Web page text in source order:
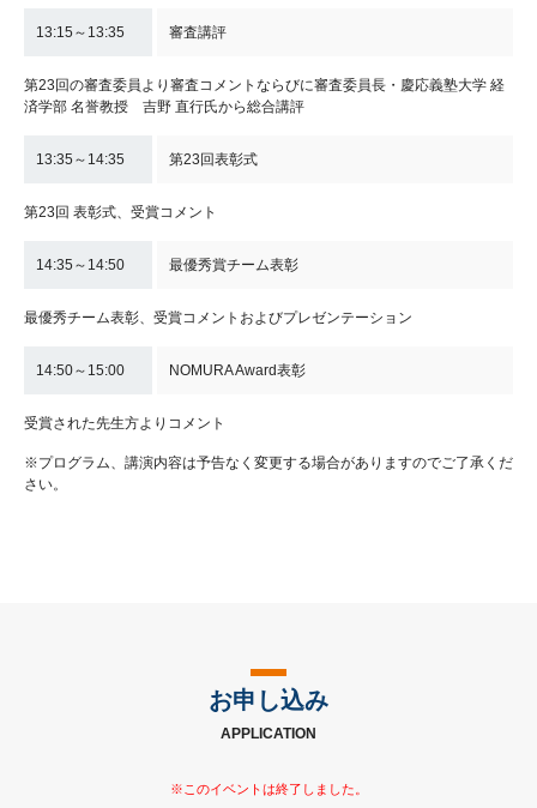
13:15～13:35 審査講評
第23回の審査委員より審査コメントならびに審査委員長・慶応義塾大学 経
済学部 名誉教授 吉野 直行氏から総合講評
13:35～14:35 第23回表彰式
第23回 表彰式、受賞コメント
14:35～14:50 最優秀賞チーム表彰
最優秀チーム表彰、受賞コメントおよびプレゼンテーション
14:50～15:00 NOMURA Award表彰
受賞された先生方よりコメント
※プログラム、講演内容は予告なく変更する場合がありますのでご了承くだ
さい。
お申し込み
APPLICATION